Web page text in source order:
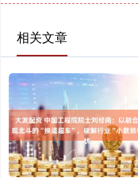
相关文章